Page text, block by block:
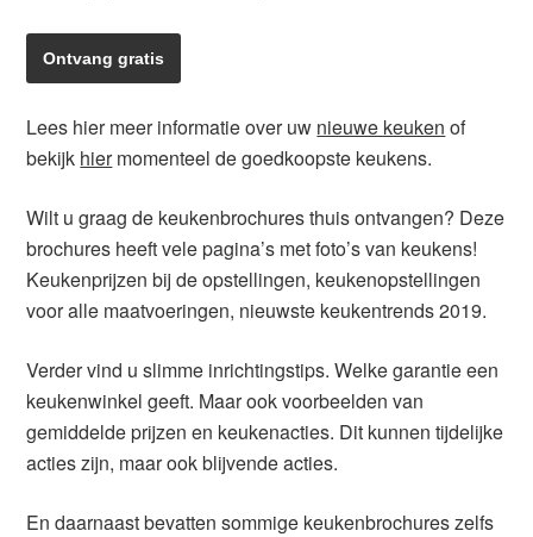
Lees hier meer informatie over uw nieuwe keuken of
bekijk hiermomenteel de goedkoopste keukens.
Wilt u graag de keukenbrochures thuis ontvangen? Deze
brochures heeft vele pagina’s met foto’s van keukens!
Keukenprijzen bij de opstellingen, keukenopstellingen
voor alle maatvoeringen, nieuwste keukentrends 2019.
Verder vind u slimme inrichtingstips. Welke garantie een
keukenwinkel geeft. Maar ook voorbeelden van
gemiddelde prijzen en keukenacties. Dit kunnen tijdelijke
acties zijn, maar ook blijvende acties.
En daarnaast bevatten sommige keukenbrochures zelfs